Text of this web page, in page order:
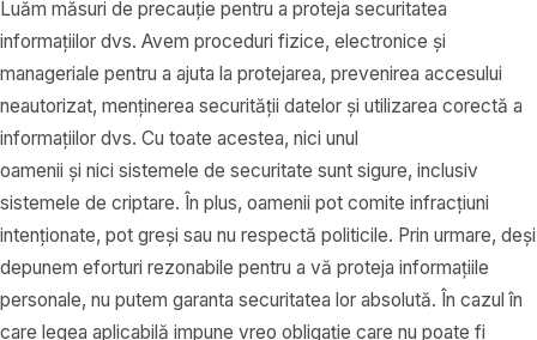
Luăm măsuri de precauție pentru a proteja securitatea
informațiilor dvs. Avem proceduri fizice, electronice și
manageriale pentru a ajuta la protejarea, prevenirea accesului
neautorizat, menținerea securității datelor și utilizarea corectă a
informațiilor dvs. Cu toate acestea, nici unul
oamenii și nici sistemele de securitate sunt sigure, inclusiv
sistemele de criptare. În plus, oamenii pot comite infracțiuni
intenționate, pot greși sau nu respectă politicile. Prin urmare, deși
depunem eforturi rezonabile pentru a vă proteja informațiile
personale, nu putem garanta securitatea lor absolută. În cazul în
care legea aplicabilă impune vreo obligație care nu poate fi